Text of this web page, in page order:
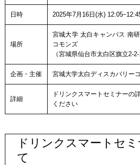
日時 2025年7月16日(水) 12:05ｰ
場所
宮城大学 太白キャンパス 南
コモンズ
（宮城県仙台市太白区旗立2-2-
企画・主催 宮城大学太白ディスカバリー
詳細
ドリンクスマートセミナーの
ください
ドリンクスマートセ
て